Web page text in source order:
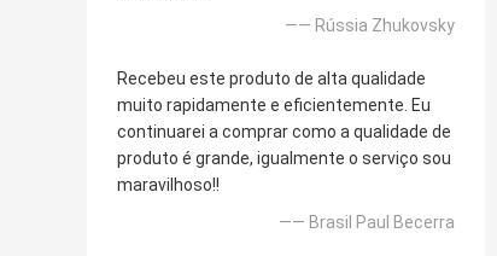
—— Rússia Zhukovsky
Recebeu este produto de alta qualidade
muito rapidamente e eficientemente. Eu
continuarei a comprar como a qualidade de
produto é grande, igualmente o serviço sou
maravilhoso!!
—— Brasil Paul Becerra